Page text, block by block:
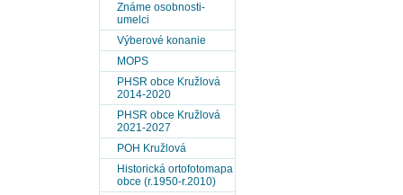
Známe osobnosti-
umelci
Výberové konanie
MOPS
PHSR obce Kružlová
2014-2020
PHSR obce Kružlová
2021-2027
POH Kružlová
Historická ortofotomapa
obce (r.1950-r.2010)